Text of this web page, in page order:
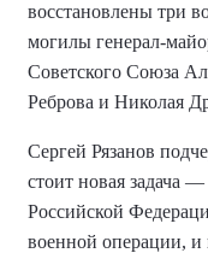
восстановлены три
могилы генерал-
Советского Союза
Реброва и Николая
Сергей Рязанов
стоит новая задача
Российской
военной операции, и